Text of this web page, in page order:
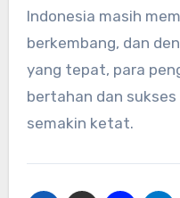
Indonesia masih
berkembang, dan
yang tepat, para
bertahan dan
semakin ketat.